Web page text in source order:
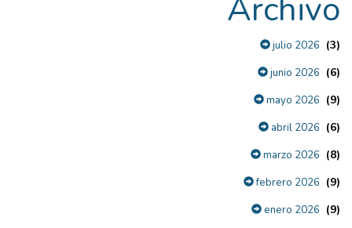
Archivo
julio 2026 (3)
junio 2026 (6)
mayo 2026 (9)
abril 2026 (6)
marzo 2026 (8)
febrero 2026 (9)
enero 2026 (9)